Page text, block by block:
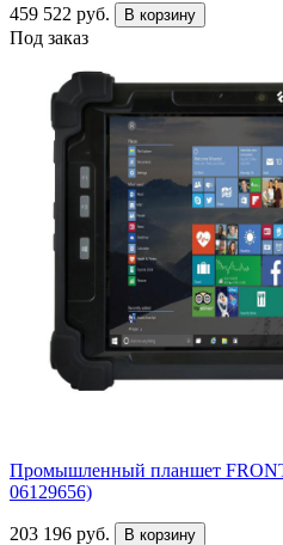
459 522 руб. В корзину
Под заказ
Промышленный планшет
06129656)
203 196 руб. В корзину